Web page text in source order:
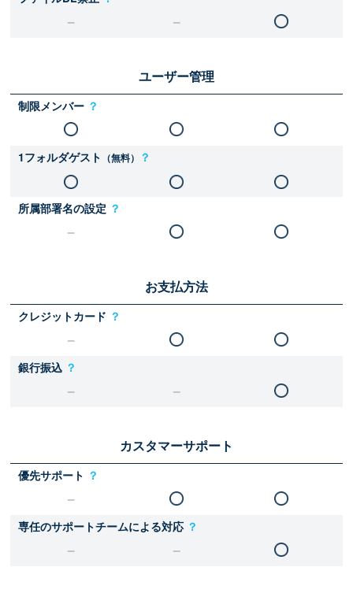
ユーザー管理
制限メンバー ？
1フォルダゲスト （無料） ？
所属部署名の設定 ？
お支払方法
クレジットカード ？
銀行振込 ？
カスタマーサポート
優先サポート ？
専任のサポートチームによる対応 ？